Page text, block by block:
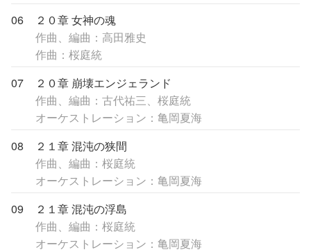
06
２０章 女神の魂
作曲、編曲：高田雅史
作曲：桜庭統
07
２０章 崩壊エンジェランド
作曲、編曲：古代祐三、桜庭統
オーケストレーション：亀岡夏海
08
２１章 混沌の狭間
作曲、編曲：桜庭統
オーケストレーション：亀岡夏海
09
２１章 混沌の浮島
作曲、編曲：桜庭統
オーケストレーション：亀岡夏海